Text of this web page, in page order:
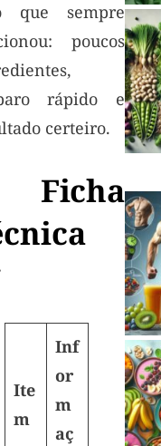
que sempre
poucos
rápido e
certeiro.
Ficha
Ite
m
Inf
or
m
aç